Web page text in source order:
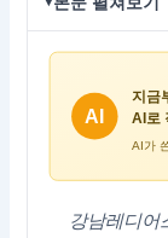
강남레디어